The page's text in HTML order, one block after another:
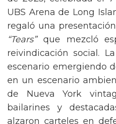
de 2025, celebrada el
UBS Arena de Long
regaló una
“Tears”que mezcló
reivindicación social.
escenario emergiendo
en un escenario
de Nueva York
bailarines y